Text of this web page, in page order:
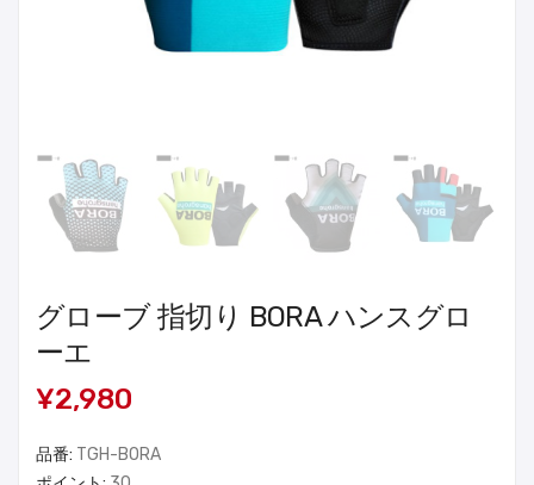
グローブ 指切り BORA ハンスグロ
ーエ
¥2,980
品番: TGH-BORA